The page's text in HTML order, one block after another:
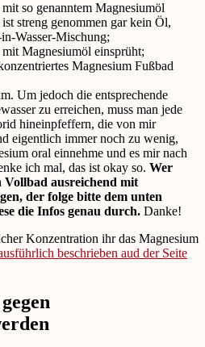
so genanntem Magnesiumöl
streng genommen gar kein Öl,
Wasser-Mischung;
Magnesiumöl einsprüht;
Magnesium Fußbad
Um jedoch die entsprechende
zu erreichen, muss man jede
hineinpfeffern, die von mir
eigentlich immer noch zu wenig,
oral einnehme und es mir nach
ich mal, das ist okay so. Wer
Vollbad ausreichend mit
der folge bitte dem unten
die Infos genau durch. Danke!
Konzentration ihr das Magnesium
beschrieben aud der Seite